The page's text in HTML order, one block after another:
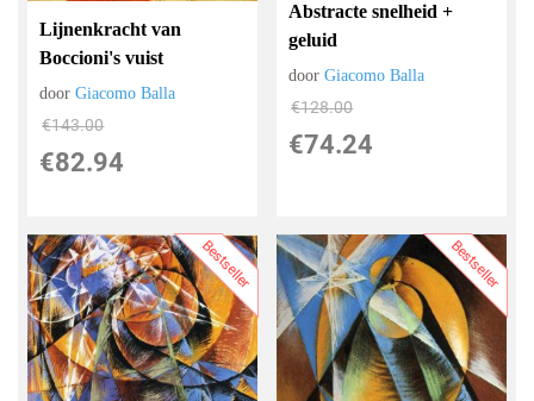
Lijnenkracht van
Boccioni's vuist
doorGiacomo Balla
€143.00
€82.94
Abstracte snelheid +
geluid
doorGiacomo Balla
€128.00
€74.24
Bestseller Bestseller